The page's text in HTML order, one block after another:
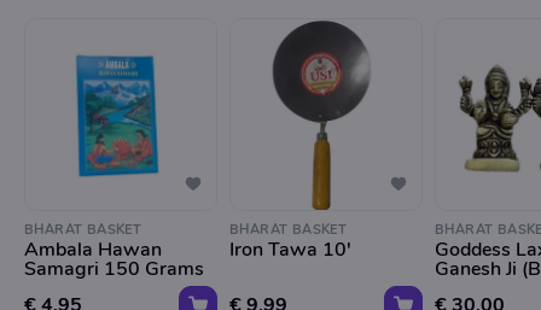
BHARAT BASKET
Ambala Hawan
Samagri 150 Grams
BHARAT BASKET
Iron Tawa 10'
BHARAT
Goddess
Ganesh Ji